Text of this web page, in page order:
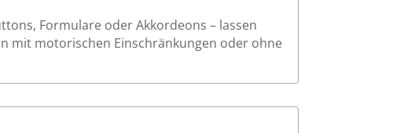
Formulare oder Akkordeons – lassen
mit motorischen Einschränkungen oder ohne